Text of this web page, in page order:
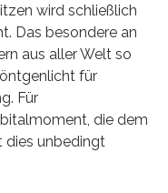
wird schließlich
Das besondere an
aus aller Welt so
für
Für
die dem
dies unbedingt